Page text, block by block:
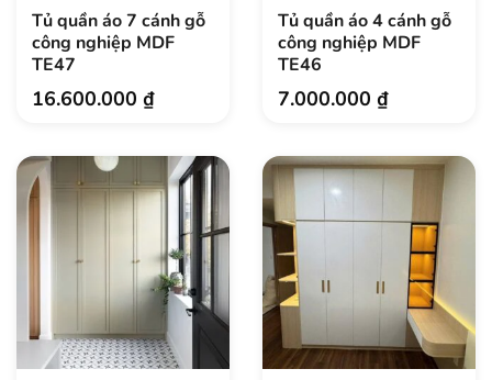
Tủ quần áo 7 cánh gỗ
công nghiệp MDF
TE47
16.600.000 ₫
Tủ quần áo 4 cánh gỗ
công nghiệp MDF
TE46
7.000.000 ₫